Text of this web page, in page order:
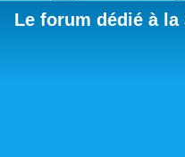
Le forum dédié à la